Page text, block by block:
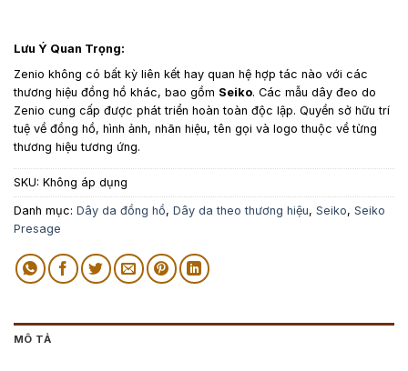
Lưu Ý Quan Trọng:
Zenio không có bất kỳ liên kết hay quan hệ hợp tác nào với các
thương hiệu đồng hồ khác, bao gồm Seiko. Các mẫu dây đeo do
Zenio cung cấp được phát triển hoàn toàn độc lập. Quyền sở hữu trí
tuệ về đồng hồ, hình ảnh, nhãn hiệu, tên gọi và logo thuộc về từng
thương hiệu tương ứng.
SKU: Không áp dụng
Danh mục: Dây da đồng hồ, Dây da theo thương hiệu, Seiko, Seiko
Presage
MÔ TẢ